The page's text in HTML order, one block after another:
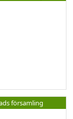
församling